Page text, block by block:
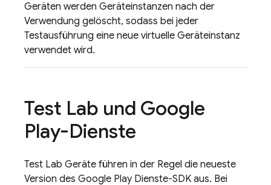
Geräten werden Geräteinstanzen nach der
Verwendung gelöscht, sodass bei jeder
Testausführung eine neue virtuelle Geräteinstanz
verwendet wird.
Test Lab und Google
Play-Dienste
Test Lab Geräte führen in der Regel die neueste
Version des Google Play Dienste-SDK aus. Bei